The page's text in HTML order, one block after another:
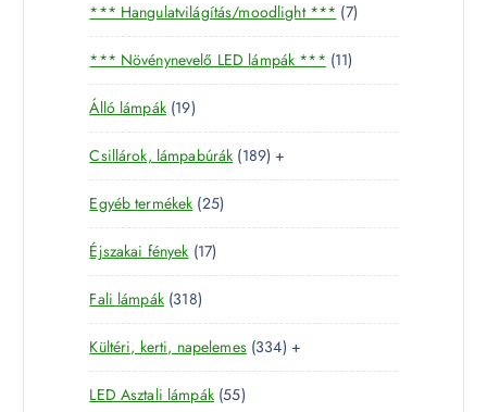
t
e
r
m
k
*** Hangulatvilágítás/moodlight *** 77
t
r
é
*** Növénynevelő LED lámpák *** 111
1
e
m
k
Álló lámpák 191
9
t
e
r
m
é
k
Csillárok, lámpabúrák 1891
8
t
r
é
k
+
Egyéb termékek 252
5
e
m
é
k
Éjszakai fények 171
7
e
r
m
é
Fali lámpák 3183
1
8
t
e
Kültéri, kerti, napelemes 3343
3
+
LED Asztali lámpák 555